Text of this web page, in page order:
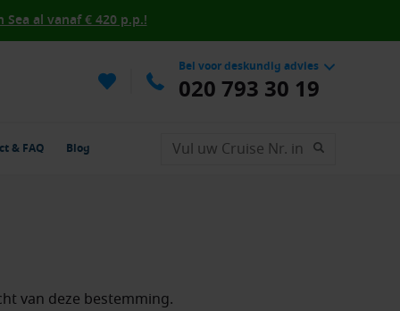
al vanaf € 420 p.p.!
Bel voor deskundig advies
020 793 30 19
& FAQ Blog
van deze bestemming.